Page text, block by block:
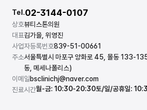
상호뷰티스톤의원
대표김가을, 위영진
사업자등록번호839-51-00661
주소서울특별시 마포구 양화로 45, 몰동 133-
동, 메세나폴리스)
이메일bsclinichj@naver.com
진료시간월-금: 10:30-20:30토/일/공휴일:
Tel.02-3144-0107